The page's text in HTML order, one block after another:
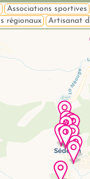
Associations sportives
régionaux Artisanat
Veuillez patienter